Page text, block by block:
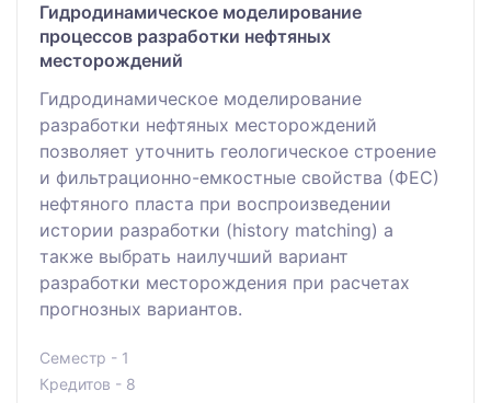
Гидродинамическое моделирование
процессов разработки нефтяных
месторождений
Гидродинамическое моделирование
разработки нефтяных месторождений
позволяет уточнить геологическое строение
и фильтрационно-емкостные свойства (ФЕС)
нефтяного пласта при воспроизведении
истории разработки (history matching) а
также выбрать наилучший вариант
разработки месторождения при расчетах
прогнозных вариантов.
Семестр - 1
Кредитов - 8